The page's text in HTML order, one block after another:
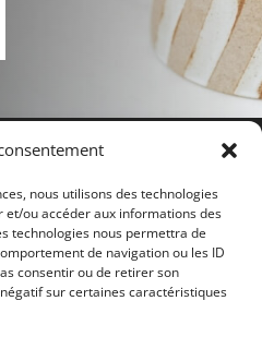
nous utilisons des technologies
et/ou accéder aux informations des
technologies nous permettra de
de navigation ou les ID
consentir ou de retirer son
sur certaines caractéristiques